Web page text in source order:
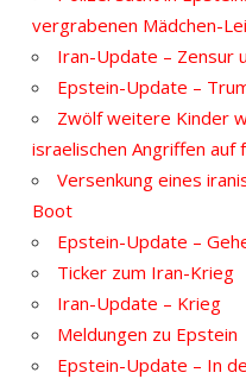
vergrabenen Mädchen-
Iran-Update – Zensur
Epstein-Update –
Zwölf weitere Kinder
israelischen Angriffen
Versenkung eines
Boot
Epstein-Update –
Ticker zum Iran-Krieg
Iran-Update – Krieg
Meldungen zu Epstein
Epstein-Update – In